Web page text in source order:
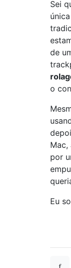
Sei
de
o
Mac,
por
Eu